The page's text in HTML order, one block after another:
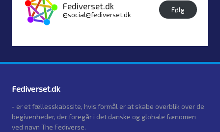
Fediverset.dk
@social@fediverset.dk
Følg
Fediverset.dk
- er et fællesskabssite, hvis formål er at skabe overblik over de
begivenheder, der foregår i det danske og globale fænomen
ved navn The Fediverse.